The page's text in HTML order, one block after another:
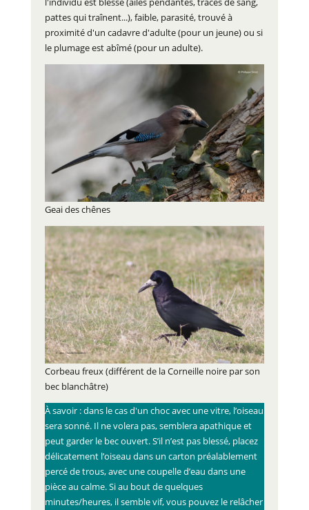
pattes qui traînent...), faible, parasité, trouvé à
proximité d'un cadavre d'adulte (pour un jeune) ou si
le plumage est abîmé (pour un adulte).
Geai des chênes
Corbeau freux (différent de la Corneille noire par son
bec blanchâtre)
À savoir : dans le cas d'un choc avec une vitre, l’oiseau
sera sonné. Il ne volera pas, semblera apathique et
peut garder le bec ouvert. S’il n’est pas blessé, placez
délicatement l’oiseau dans un carton préalablement
percé de trous, avec une coupelle d’eau dans une
pièce au calme. Si au bout de quelques
minutes/heures, il semble vif, vous pouvez le relâcher